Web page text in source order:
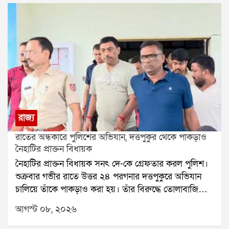
রাজ্য
রাতের অন্ধকারে পুলিশের অভিযান, দত্তপুকুর থেকে পাকড়াও
নৈহাটির প্রাক্তন বিধায়ক
নৈহাটির প্রাক্তন বিধায়ক সনৎ দে-কে গ্রেফতার করল পুলিশ।
শুক্রবার গভীর রাতে উত্তর ২৪ পরগনার দত্তপুকুরে অভিযান
চালিয়ে তাঁকে পাকড়াও করা হয়। তাঁর বিরুদ্ধে তোলাবাজি
এবং ভোট পরবর্তী হিংসার অভিযোগ রয়েছে বলে পুলিশ সূত্রে
জানা গিয়েছে। শনিবার তাঁকে বারাকপুর আদালতে তোলা
আগস্ট ০৮, ২০২৬